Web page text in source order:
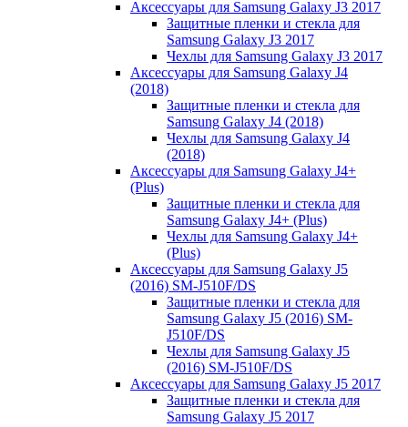
Аксессуары для Samsung Galaxy J3 2017
Защитные пленки и стекла для
Samsung Galaxy J3 2017
Чехлы для Samsung Galaxy J3 2017
Аксессуары для Samsung Galaxy J4
(2018)
Защитные пленки и стекла для
Samsung Galaxy J4 (2018)
Чехлы для Samsung Galaxy J4
(2018)
Аксессуары для Samsung Galaxy J4+
(Plus)
Защитные пленки и стекла для
Samsung Galaxy J4+ (Plus)
Чехлы для Samsung Galaxy J4+
(Plus)
Аксессуары для Samsung Galaxy J5
(2016) SM-J510F/DS
Защитные пленки и стекла для
Samsung Galaxy J5 (2016) SM-
J510F/DS
Чехлы для Samsung Galaxy J5
(2016) SM-J510F/DS
Аксессуары для Samsung Galaxy J5 2017
Защитные пленки и стекла для
Samsung Galaxy J5 2017